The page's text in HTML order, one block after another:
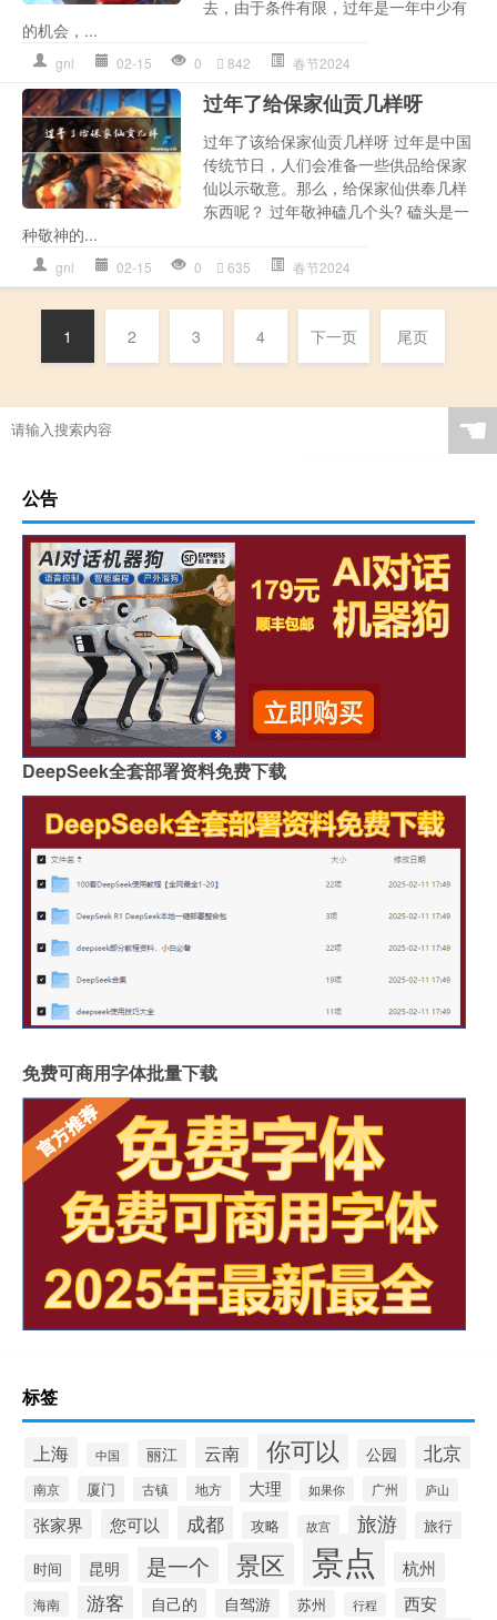
去，由于条件有限，过年是一年中少有
的机会，...
gnl 02-15 0 842 春节2024
过年了给保家仙贡几样呀
过年了该给保家仙贡几样呀 过年是中国
传统节日，人们会准备一些供品给保家
仙以示敬意。那么，给保家仙供奉几样
东西呢？ 过年敬神磕几个头? 磕头是一
种敬神的...
gnl 02-15 0 635 春节2024
1 2 3 4 下一页 尾页
☚
公告
DeepSeek全套部署资料免费下载
免费可商用字体批量下载
标签
上海 中国 丽江 云南 你可以 公园 北京
南京 厦门 古镇 地方 大理 如果你 广州 庐山
张家界 您可以 成都 攻略 故宫 旅游 旅行
时间 昆明 是一个 景区 景点 杭州
海南 游客 自己的 自驾游 苏州 行程 西安